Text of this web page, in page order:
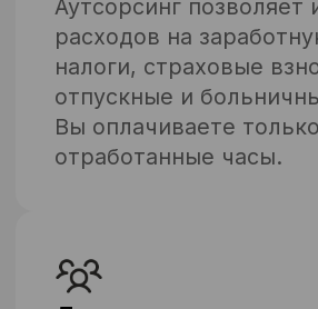
Передача функций по поиску,
подбору, обучению и
оформлению персонала
специализированной компании
позволяет освободить ресурсы
для решения более важных задач.
бизнеса
Аутсорсинг операторов